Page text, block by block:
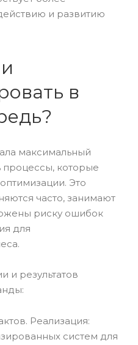
и развитию
в
максимальный
которые
Это
часто, занимают
риску ошибок
для
и результатов
Реализация:
систем для